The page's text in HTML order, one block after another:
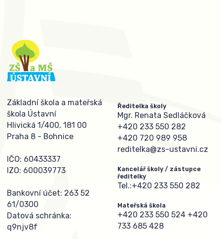
Základní škola a mateřská
škola Ústavní
Hlivická 1/400, 181 00
Praha 8 - Bohnice
IČO: 60433337
IZO: 600039773
Bankovní účet: 263 52
61/0300
Datová schránka:
q9njv8f
Ředitelka školy
Mgr. Renata Sedláčková
+420 233 550 282
+420 720 989 958
reditelka@zs-ustavni.cz
Kancelář školy / zástupce
ředitelky
Tel.:+420 233 550 282
Mateřská škola
+420 233 550 524 +420
733 685 428